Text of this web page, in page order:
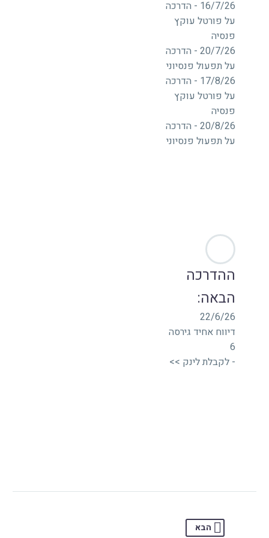
16/7/26 - הדרכה
על פורטל עוקץ
פנסיה
20/7/26 - הדרכה
על תפעול פנסיוני
17/8/26 - הדרכה
על פורטל עוקץ
פנסיה
20/8/26 - הדרכה
על תפעול פנסיוני
ההדרכה
הבאה:
22/6/26
דיווח אחיד גירסה
6
- לקבלת לינק >>
הבא